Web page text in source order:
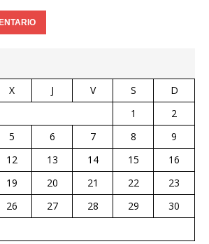
X J V S
D
1
2
5 6 7 8
9
12 13 14 15
16
19 20 21 22
23
26 27 28 29
30